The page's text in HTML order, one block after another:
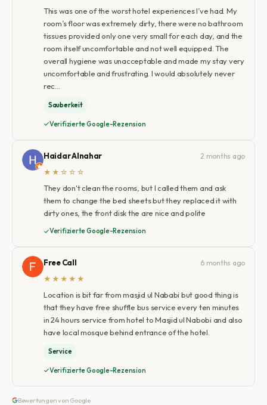
This was one of the worst hotel experiences I’ve had. My
room’s floor was extremely dirty, there were no bathroom
tissues provided only one very small for each day, and the
room itself uncomfortable and not well equipped. The
overall hygiene was unacceptable and made my stay very
uncomfortable and frustrating. I would absolutely never
rec…
Sauberkeit
Verifizierte Google-Rezension
Haidar Alnahar
2 months ago
★★☆☆☆
They don't clean the rooms, but I called them and ask
them to change the bed sheets but they replaced it with
dirty ones, the front disk the are nice and polite
Verifizierte Google-Rezension
Free Call
6 months ago
★★★★★
Location is bit far from masjid ul Nababi but good thing is
that they have free shuffle bus service every ten minutes
in 24 hours service from hotel to Masjid ul Nabobi and also
have local mosque behind entrance of the hotel.
Service
Verifizierte Google-Rezension
Bewertungen von Google